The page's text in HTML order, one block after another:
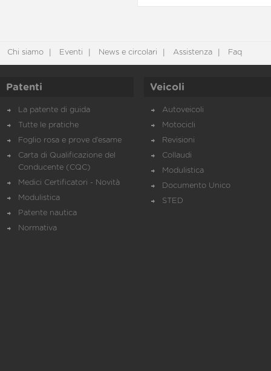
Chi siamo Eventi News e circolari Assistenza Faq
Patenti
La patente di guida
Tutte le pratiche
Foglio rosa e prove d’esame
Carta di Qualificazione del
Conducente (CQC)
Medici Certificatori - Novità
Modulistica
Patente nautica
Normativa
Veicoli
Autoveicoli
Motocicli
Revisioni
Collaudi
Modulistica
Documento Unico
STED